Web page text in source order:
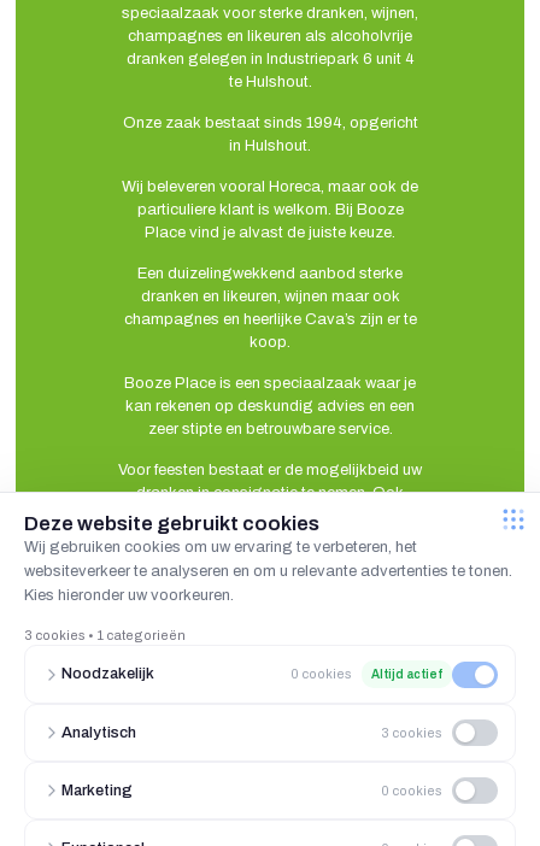
speciaalzaak voor sterke dranken, wijnen,
champagnes en likeuren als alcoholvrije
dranken gelegen in Industriepark 6 unit 4
te Hulshout.
Onze zaak bestaat sinds 1994, opgericht
in Hulshout.
Wij beleveren vooral Horeca, maar ook de
particuliere klant is welkom. Bij Booze
Place vind je alvast de juiste keuze.
Een duizelingwekkend aanbod sterke
dranken en likeuren, wijnen maar ook
champagnes en heerlijke Cava’s zijn er te
koop.
Booze Place is een speciaalzaak waar je
kan rekenen op deskundig advies en een
zeer stipte en betrouwbare service.
Voor feesten bestaat er de mogelijkbeid uw
dranken in consignatie te nemen. Ook
glazen stellen wij gratis ter beschikking.
Voor bedrijven zijn wij gespecialiseerd in
het maken van relatiegeschenken. Waar je
mee kan uitpakken bij uw klanten…
Industriepark 6 unit 4 2235 Hulshout België -
015 / 22 60 02
“De wettelijke leeftijdsgrens voor de verkoop van alcohol is